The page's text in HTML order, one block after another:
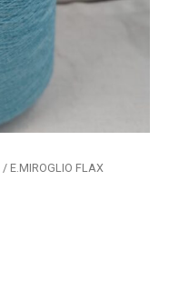
/ E.MIROGLIO FLAX